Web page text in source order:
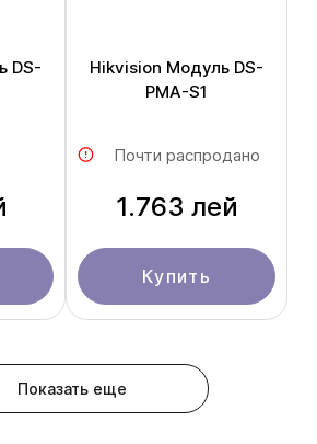
DS-
Hikvision Модуль DS-
PMA-S1
Почти распродано
1.763 лей
Купить
Показать еще